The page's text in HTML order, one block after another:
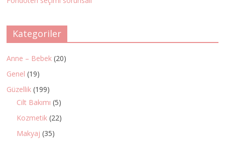
Kategoriler
Anne – Bebek (20)
Genel (19)
Güzellik (199)
Cilt Bakımı (5)
Kozmetik (22)
Makyaj (35)